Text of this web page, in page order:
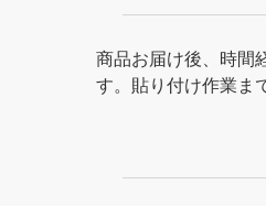
商品お届け後、時間
す。貼り付け作業ま